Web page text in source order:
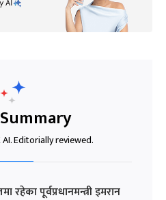
Editorially reviewed.
पूर्वप्रधानमन्त्री इमरान